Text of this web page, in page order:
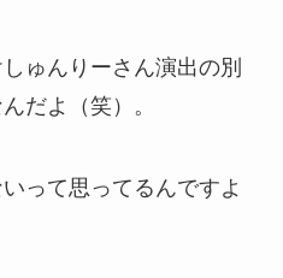
ゅんりーさん演出の別
だよ（笑）。
って思ってるんですよ